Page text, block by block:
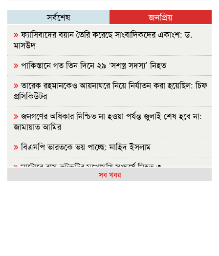
সর্বশেষ জনপ্রিয়
ফ্যাসিবাদের বয়ান তৈরি করেছে সাংবাদিকদের একাংশ: ড.
মাসউদ
পাকিস্তানে গত তিন দিনে ২৯ ‘সশস্ত্র সদস্য’ নিহত
তারেক রহমানকেও আয়নাঘরে নিয়ে নির্যাতন করা হয়েছিল: চিফ
প্রসিকিউটর
জনগণের অধিকার নিশ্চিত না হওয়া পর্যন্ত জুলাই শেষ হবে না:
জামায়াত আমির
বিএনপি ভারতকে ভয় পাচ্ছে: নাহিদ ইসলাম
নাটোরে বাস-ভুটভুটির মুখোমুখি সংঘর্ষে নিহত ৩
সব খবর